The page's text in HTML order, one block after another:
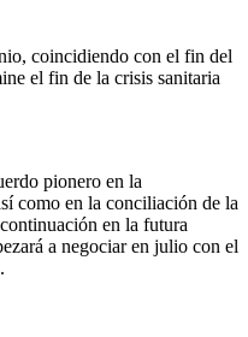
coincidiendo con el fin del
el fin de la crisis sanitaria
pionero en la
como en la conciliación de la
en la futura
a negociar en julio con el